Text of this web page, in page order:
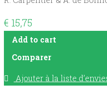
€ 15,75
Add to cart
Comparer
Ajouter à la liste